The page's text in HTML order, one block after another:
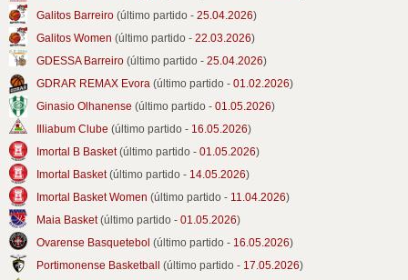
Galitos Barreiro(último partido - 25.04.2026)
Galitos Women (último partido - 22.03.2026)
GDESSA Barreiro(último partido - 25.04.2026)
GDRAR REMAX Evora(último partido - 01.02.2026)
Ginasio Olhanense (último partido - 01.05.2026)
Illiabum Clube (último partido - 16.05.2026)
Imortal B Basket(último partido - 01.05.2026)
Imortal Basket(último partido - 14.05.2026)
Imortal Basket Women (último partido - 11.04.2026)
Maia Basket(último partido - 01.05.2026)
Ovarense Basquetebol (último partido - 16.05.2026)
Portimonense Basketball
(último partido - 17.05.2026)